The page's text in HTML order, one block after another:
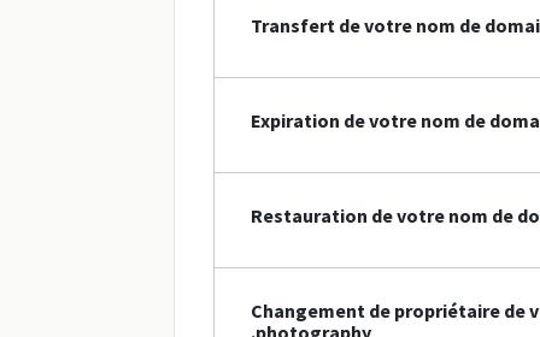
Transfert de votre nom de
Expiration de votre nom de
Restauration de votre nom de
Changement de propriétaire de
.photography